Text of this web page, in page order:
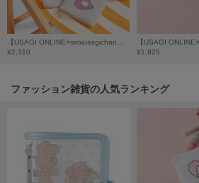
miies miim
ミーエスミーム
Mila Owen
MOIGE
MUCHA
ミュシャ
¥2,310
¥1,925
ファッション雑貨の人気ランキング